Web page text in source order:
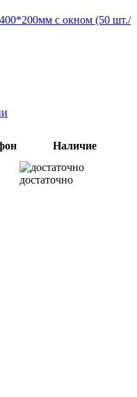
с окном (50 шт./
Наличие
достаточно